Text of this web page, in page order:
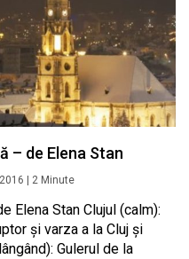
– de Elena Stan
2 Minute
Elena Stan Clujul (calm):
și varza a la Cluj și
Gulerul de la